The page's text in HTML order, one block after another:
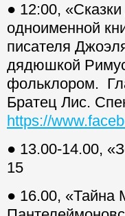
● 12:00,
одноименной
писателя
дядюшкой
фольклором.
Братец Лис.
https://
● 13.00-14.00,
15
● 16.00, «Тайна